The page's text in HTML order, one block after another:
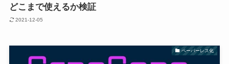
どこまで使えるか検証
2021-12-05
ペーパーレス化